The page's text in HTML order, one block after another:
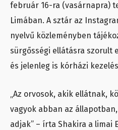
február 16-ra (vasárnapra)
Limában. A sztár az
nyelvű közleményben
sürgősségi ellátásra szorult
és jelenleg is kórházi
„Az orvosok, akik ellátnak,
vagyok abban az
adjak” – írta Shakira a limai